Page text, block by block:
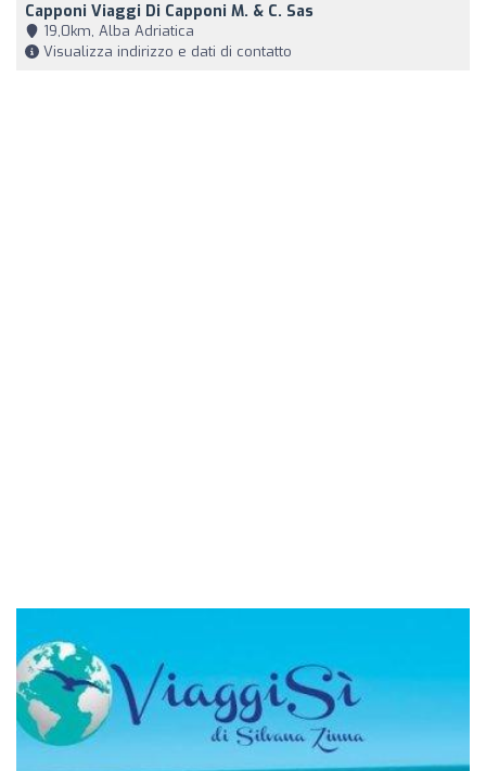
Capponi Viaggi Di Capponi M. & C. Sas
19,0km, Alba Adriatica
Visualizza indirizzo e dati di contatto